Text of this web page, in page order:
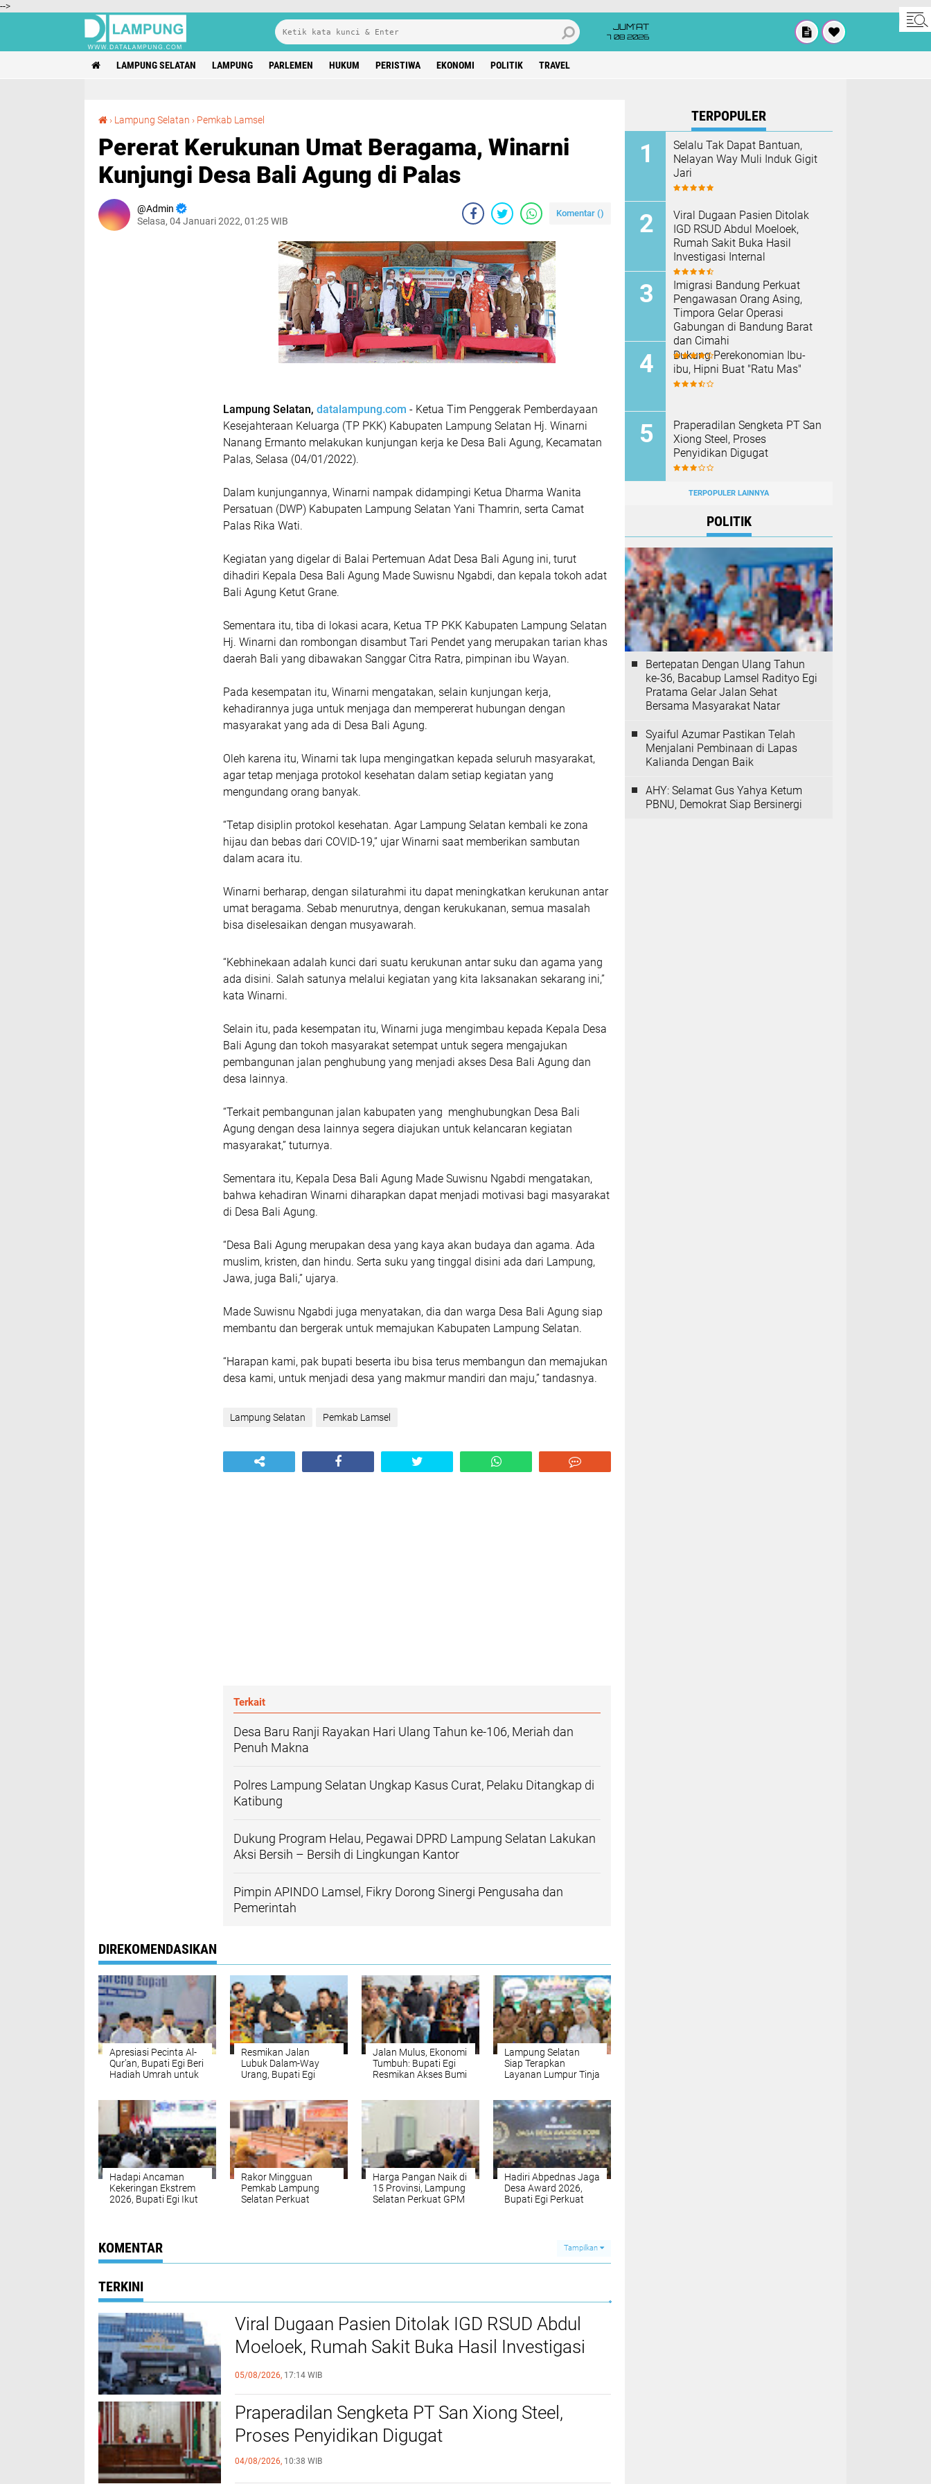
-->
JUM'AT
7 08 2026
LAMPUNG SELATAN LAMPUNG PARLEMEN HUKUM PERISTIWA EKONOMI POLITIK TRAVEL
› Lampung Selatan › Pemkab Lamsel
Pererat Kerukunan Umat Beragama, Winarni
Kunjungi Desa Bali Agung di Palas
Admin
Selasa, 04 Januari 2022, 01:25 WIB
Komentar ()
Lampung Selatan, datalampung.com - Ketua Tim Penggerak Pemberdayaan
Kesejahteraan Keluarga (TP PKK) Kabupaten Lampung Selatan Hj. Winarni
Nanang Ermanto melakukan kunjungan kerja ke Desa Bali Agung, Kecamatan
Palas, Selasa (04/01/2022).
Dalam kunjungannya, Winarni nampak didampingi Ketua Dharma Wanita
Persatuan (DWP) Kabupaten Lampung Selatan Yani Thamrin, serta Camat
Palas Rika Wati.
Kegiatan yang digelar di Balai Pertemuan Adat Desa Bali Agung ini, turut
dihadiri Kepala Desa Bali Agung Made Suwisnu Ngabdi, dan kepala tokoh adat
Bali Agung Ketut Grane.
Sementara itu, tiba di lokasi acara, Ketua TP PKK Kabupaten Lampung Selatan
Hj. Winarni dan rombongan disambut Tari Pendet yang merupakan tarian khas
daerah Bali yang dibawakan Sanggar Citra Ratra, pimpinan ibu Wayan.
Pada kesempatan itu, Winarni mengatakan, selain kunjungan kerja,
kehadirannya juga untuk menjaga dan mempererat hubungan dengan
masyarakat yang ada di Desa Bali Agung.
Oleh karena itu, Winarni tak lupa mengingatkan kepada seluruh masyarakat,
agar tetap menjaga protokol kesehatan dalam setiap kegiatan yang
mengundang orang banyak.
“Tetap disiplin protokol kesehatan. Agar Lampung Selatan kembali ke zona
hijau dan bebas dari COVID-19,” ujar Winarni saat memberikan sambutan
dalam acara itu.
Winarni berharap, dengan silaturahmi itu dapat meningkatkan kerukunan antar
umat beragama. Sebab menurutnya, dengan kerukukanan, semua masalah
bisa diselesaikan dengan musyawarah.
“Kebhinekaan adalah kunci dari suatu kerukunan antar suku dan agama yang
ada disini. Salah satunya melalui kegiatan yang kita laksanakan sekarang ini,”
kata Winarni.
Selain itu, pada kesempatan itu, Winarni juga mengimbau kepada Kepala Desa
Bali Agung dan tokoh masyarakat setempat untuk segera mengajukan
pembangunan jalan penghubung yang menjadi akses Desa Bali Agung dan
desa lainnya.
“Terkait pembangunan jalan kabupaten yang menghubungkan Desa Bali
Agung dengan desa lainnya segera diajukan untuk kelancaran kegiatan
masyarakat,” tuturnya.
Sementara itu, Kepala Desa Bali Agung Made Suwisnu Ngabdi mengatakan,
bahwa kehadiran Winarni diharapkan dapat menjadi motivasi bagi masyarakat
di Desa Bali Agung.
“Desa Bali Agung merupakan desa yang kaya akan budaya dan agama. Ada
muslim, kristen, dan hindu. Serta suku yang tinggal disini ada dari Lampung,
Jawa, juga Bali,” ujarya.
Made Suwisnu Ngabdi juga menyatakan, dia dan warga Desa Bali Agung siap
membantu dan bergerak untuk memajukan Kabupaten Lampung Selatan.
“Harapan kami, pak bupati beserta ibu bisa terus membangun dan memajukan
desa kami, untuk menjadi desa yang makmur mandiri dan maju,” tandasnya.
Lampung Selatan Pemkab Lamsel
Terkait
Desa Baru Ranji Rayakan Hari Ulang Tahun ke-106, Meriah dan
Penuh Makna
Polres Lampung Selatan Ungkap Kasus Curat, Pelaku Ditangkap di
Katibung
Dukung Program Helau, Pegawai DPRD Lampung Selatan Lakukan
Aksi Bersih – Bersih di Lingkungan Kantor
Pimpin APINDO Lamsel, Fikry Dorong Sinergi Pengusaha dan
Pemerintah
DIREKOMENDASIKAN
Apresiasi Pecinta Al-
Qur’an, Bupati Egi Beri
Hadiah Umrah untuk
Resmikan Jalan
Lubuk Dalam-Way
Urang, Bupati Egi
Dongkrak Ekonomi
Warga
Jalan Mulus, Ekonomi
Tumbuh: Bupati Egi
Resmikan Akses Bumi
Lampung Selatan
Siap Terapkan
Layanan Lumpur Tinja
Sanitasi Sehat dan
Berkelanjutan
Hadapi Ancaman
Kekeringan Ekstrem
2026, Bupati Egi Ikut
Rakor Mingguan
Pemkab Lampung
Selatan Perkuat
Harga Pangan Naik di
15 Provinsi, Lampung
Selatan Perkuat GPM
Hadiri Abpednas Jaga
Desa Award 2026,
Bupati Egi Perkuat
KOMENTAR Tampilkan
TERKINI
Viral Dugaan Pasien Ditolak IGD RSUD Abdul
Moeloek, Rumah Sakit Buka Hasil Investigasi
Internal
05/08/2026, 17:14 WIB
Praperadilan Sengketa PT San Xiong Steel,
Proses Penyidikan Digugat
04/08/2026, 10:38 WIB
TERPOPULER
Selalu Tak Dapat Bantuan,
Nelayan Way Muli Induk Gigit
Jari
Viral Dugaan Pasien Ditolak
IGD RSUD Abdul Moeloek,
Rumah Sakit Buka Hasil
Investigasi Internal
Imigrasi Bandung Perkuat
Pengawasan Orang Asing,
Timpora Gelar Operasi
Gabungan di Bandung Barat
dan Cimahi
Dukung Perekonomian Ibu-
ibu, Hipni Buat "Ratu Mas"
Praperadilan Sengketa PT San
Xiong Steel, Proses
Penyidikan Digugat
TERPOPULER LAINNYA
POLITIK
Bertepatan Dengan Ulang Tahun
ke-36, Bacabup Lamsel Radityo Egi
Pratama Gelar Jalan Sehat
Bersama Masyarakat Natar
Syaiful Azumar Pastikan Telah
Menjalani Pembinaan di Lapas
Kalianda Dengan Baik
AHY: Selamat Gus Yahya Ketum
PBNU, Demokrat Siap Bersinergi